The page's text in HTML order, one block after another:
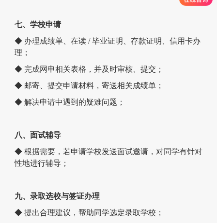
七、学校申请
◆ 办理成绩单、在读 / 毕业证明、存款证明、信用卡办
理；
◆ 完成网申相关表格，并及时审核、提交；
◆ 邮寄、提交申请材料，寄送相关成绩单；
◆ 解决申请中遇到的疑难问题；
八、面试辅导
◆ 根据需要，若申请学校发送面试邀请，对同学有针对
性地进行辅导；
九、录取选校与签证办理
◆ 提出合理建议，帮助同学选定录取学校；